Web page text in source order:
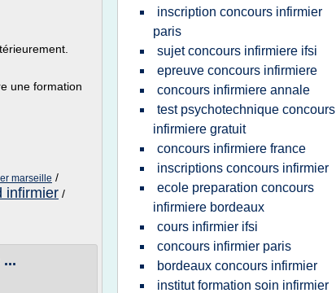
une formation
marseille /
infirmier /
inscription concours infirmier
paris
sujet concours infirmiere ifsi
epreuve concours infirmiere
concours infirmiere annale
test psychotechnique concours
infirmiere gratuit
concours infirmiere france
inscriptions concours infirmier
ecole preparation concours
infirmiere bordeaux
cours infirmier ifsi
concours infirmier paris
bordeaux concours infirmier
institut formation soin infirmier